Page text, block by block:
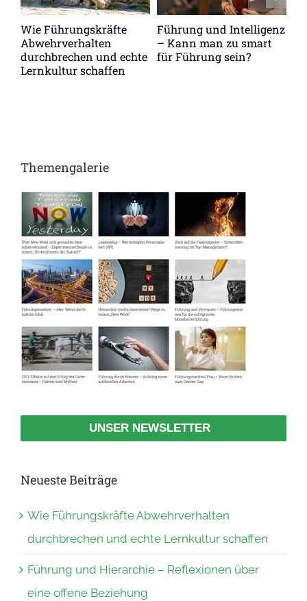
Wie Führungskräfte
Abwehrverhalten
durchbrechen und echte
Lernkultur schaffen
Führung und Intelligenz
– Kann man zu smart
für Führung sein?
Themengalerie
UNSER NEWSLETTER
Neueste Beiträge
Wie Führungskräfte Abwehrverhalten
durchbrechen und echte Lernkultur schaffen
Führung und Hierarchie – Reflexionen über
eine offene Beziehung